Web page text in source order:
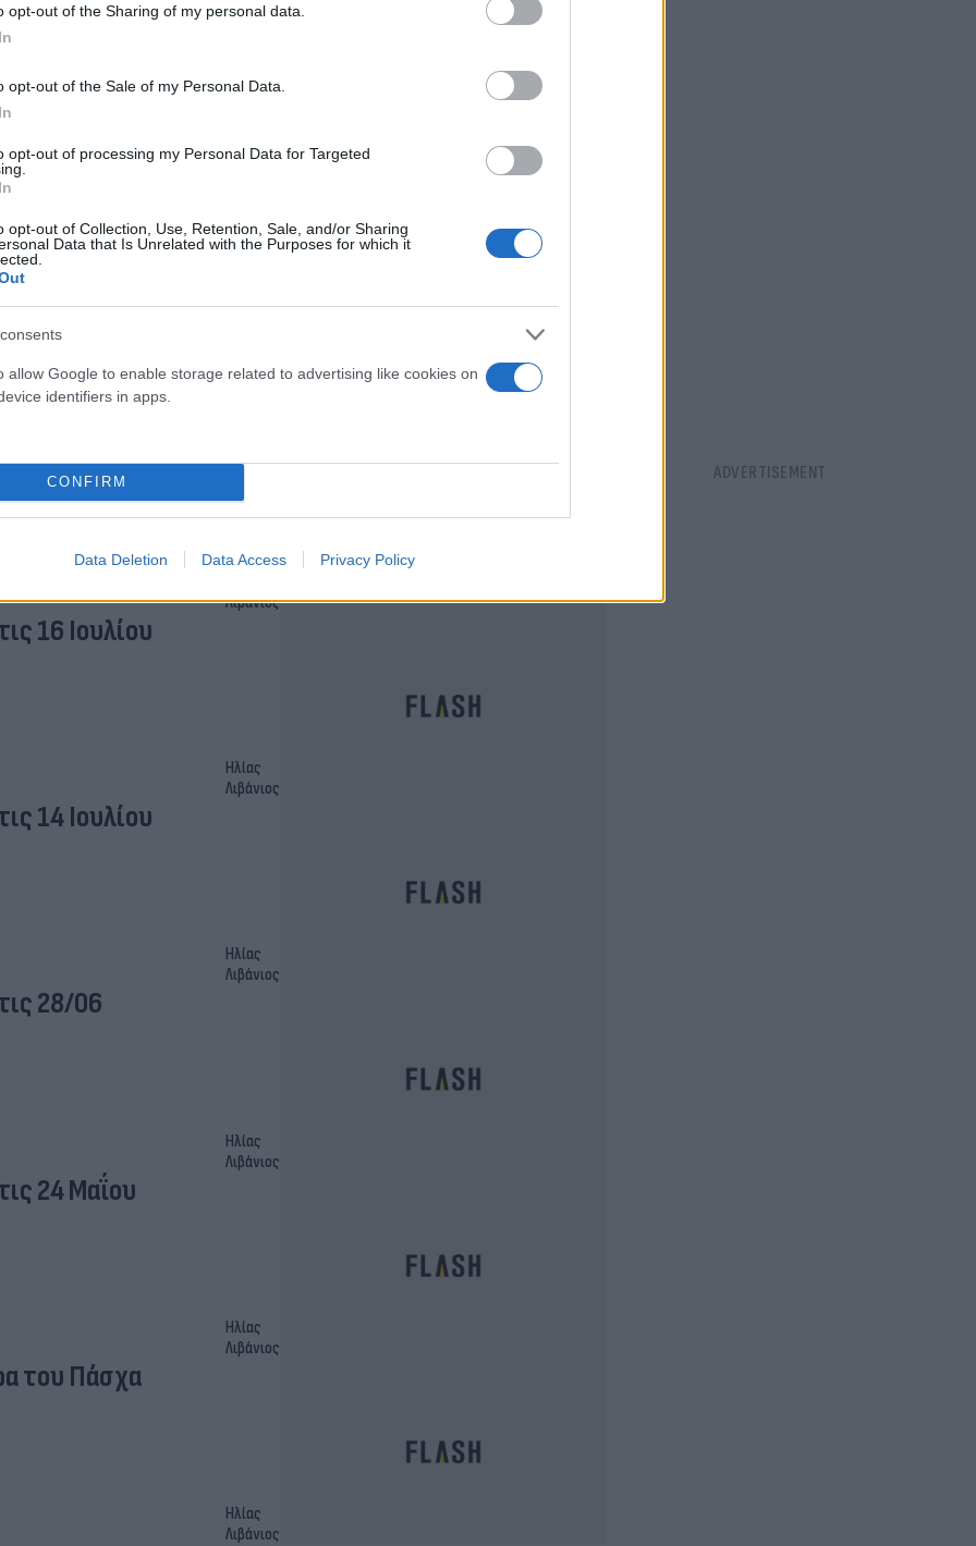
opt-out of the Sharing of my personal data.
opt-out of the Sale of my Personal Data.
opt-out of processing my Personal Data for Targeted
opt-out of Collection, Use, Retention, Sale, and/or Sharing
Data that Is Unrelated with the Purposes for which it
allow Google to enable storage related to advertising like cookies on
identifiers in apps.
CONFIRM
Data Deletion Data Access Privacy Policy
Ηλίας
25 Ιουλίου
Λιβάνιος
24 Ιουλίου
21 Ιουλίου
Λιβάνιος
16 Ιουλίου
Ηλίας
Λιβάνιος
14 Ιουλίου
Ηλίας
Λιβάνιος
28/06
Ηλίας
Λιβάνιος
24 Μαΐου
Ηλίας
Λιβάνιος
του Πάσχα
Ηλίας
Λιβάνιος